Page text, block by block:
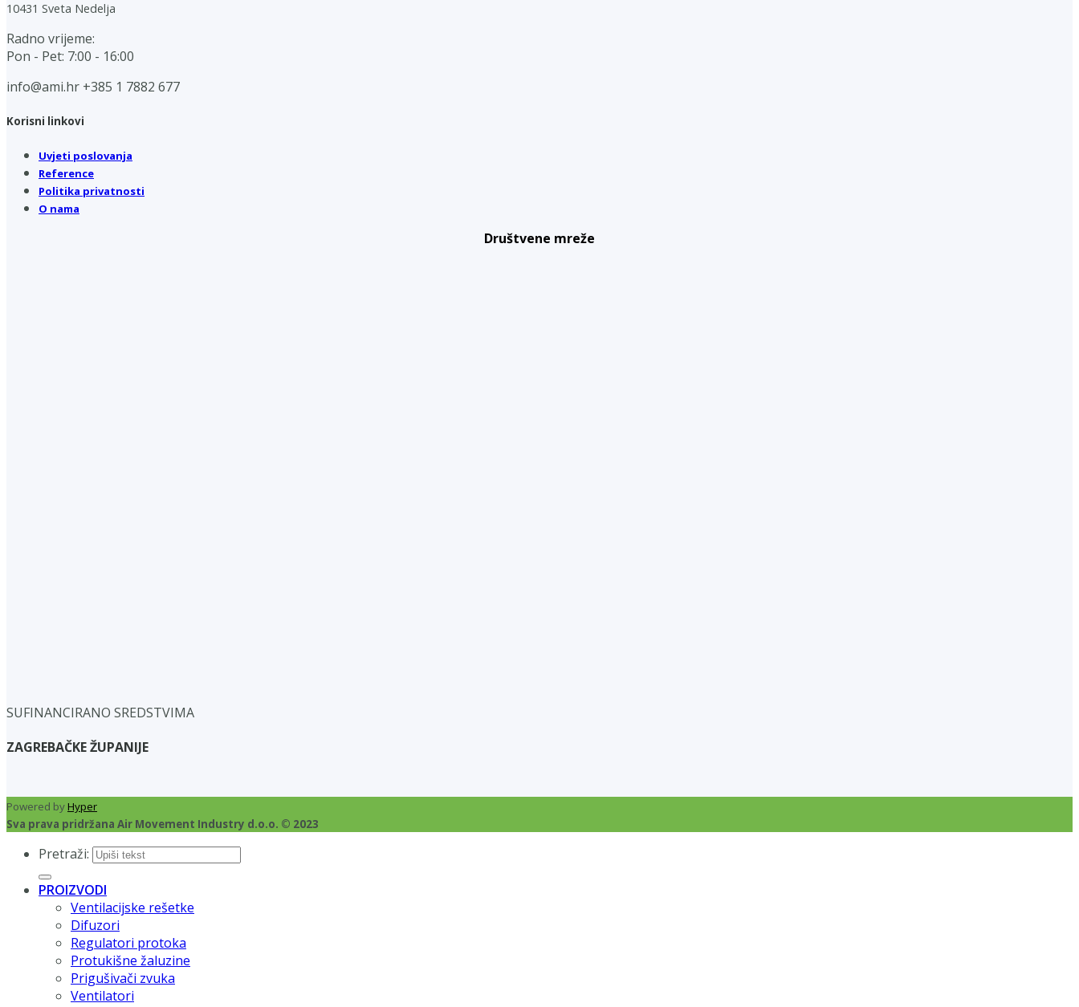
10431 Sveta Nedelja
Radno vrijeme:
Pon - Pet: 7:00 - 16:00
info@ami.hr +385 1 7882 677
Korisni linkovi
Uvjeti poslovanja
Reference
Politika privatnosti
O nama
Društvene mreže
SUFINANCIRANO SREDSTVIMA
ZAGREBAČKE ŽUPANIJE
Powered byHyper
Sva prava pridržana Air Movement Industry d.o.o. © 2023
Pretraži:
PROIZVODI
Ventilacijske rešetke
Difuzori
Regulatori protoka
Protukišne žaluzine
Prigušivači zvuka
Ventilatori